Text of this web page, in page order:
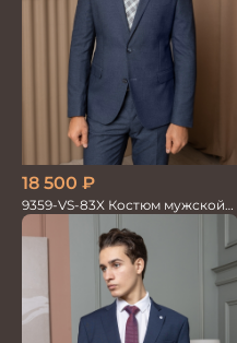
18 500 ₽
9359-VS-83X Костюм мужской
двойка